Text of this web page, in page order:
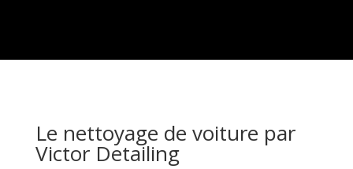
Le nettoyage de voiture par
Victor Detailing